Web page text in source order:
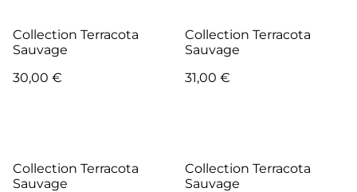
Collection Terracota
Sauvage
30,00 €
Collection Terracota
Sauvage
31,00 €
Collection Terracota
Sauvage
Collection Terracota
Sauvage